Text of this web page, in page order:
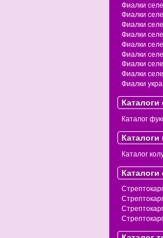
Фиалки
Фиалки
Фиалки
Фиалки
Фиалки
Фиалки
Фиалки
Фиалки
Фиалки
Каталоги
Каталог
Каталоги
Каталог
Каталоги